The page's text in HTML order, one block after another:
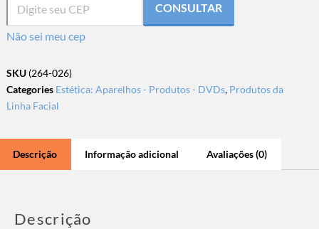
CONSULTAR
Não sei meu cep
SKU (264-026)
Categories Estética: Aparelhos - Produtos - DVDs, Produtos da
Linha Facial
Descrição Informação adicional Avaliações (0)
Descrição